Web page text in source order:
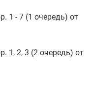
1 - 7 (1 очередь) от
1, 2, 3 (2 очередь) от